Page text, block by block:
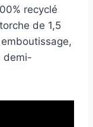
recyclé
de 1,5
demi-